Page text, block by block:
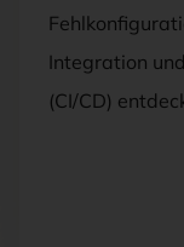
Integration
(CI/CD)